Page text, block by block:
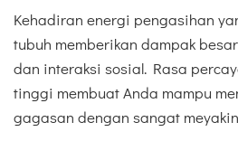
Kehadiran energi pengasihan
tubuh memberikan dampak
dan interaksi sosial. Rasa
tinggi membuat Anda mampu
gagasan dengan sangat